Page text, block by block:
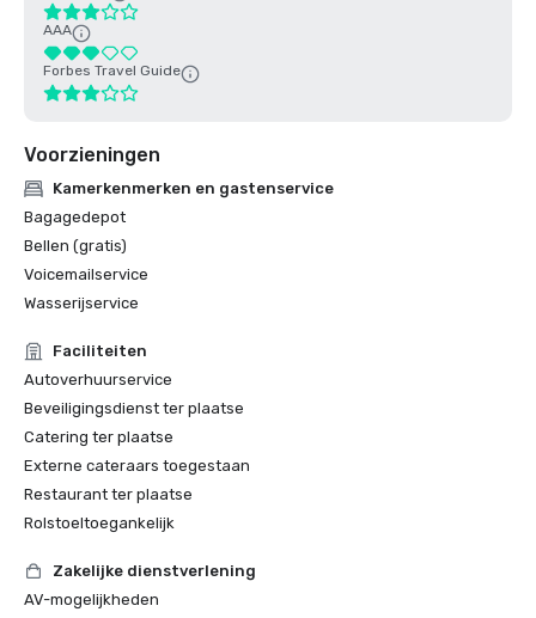
AAA
Forbes Travel Guide
Voorzieningen
Kamerkenmerken en gastenservice
Bagagedepot
Bellen (gratis)
Voicemailservice
Wasserijservice
Faciliteiten
Autoverhuurservice
Beveiligingsdienst ter plaatse
Catering ter plaatse
Externe cateraars toegestaan
Restaurant ter plaatse
Rolstoeltoegankelijk
Zakelijke dienstverlening
AV-mogelijkheden